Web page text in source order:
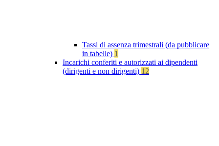
Tassi di assenza trimestrali (da pubblicare
in tabelle) 1
Incarichi conferiti e autorizzati ai dipendenti
(dirigenti e non dirigenti) 12